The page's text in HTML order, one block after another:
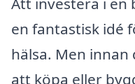
en fantastisk idé
hälsa. Men
att köpa eller